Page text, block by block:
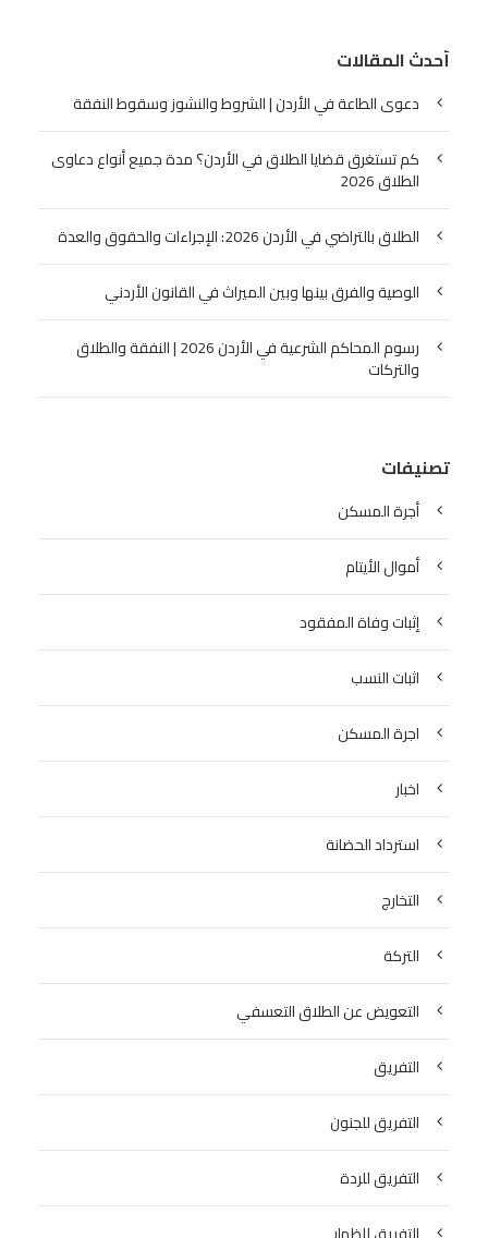
أحدث المقالات
دعوى الطاعة في الأردن | الشروط والنشوز وسقوط النفقة
كم تستغرق قضايا الطلاق في الأردن؟ مدة جميع أنواع دعاوى
الطلاق 2026
الطلاق بالتراضي في الأردن 2026: الإجراءات والحقوق والعدة
الوصية والفرق بينها وبين الميراث في القانون الأردني
رسوم المحاكم الشرعية في الأردن 2026 | النفقة والطلاق
والتركات
تصنيفات
أجرة المسكن
أموال الأيتام
إثبات وفاة المفقود
اثبات النسب
اجرة المسكن
اخبار
استرداد الحضانة
التخارج
التركة
التعويض عن الطلاق التعسفي
التفريق
التفريق للجنون
التفريق للردة